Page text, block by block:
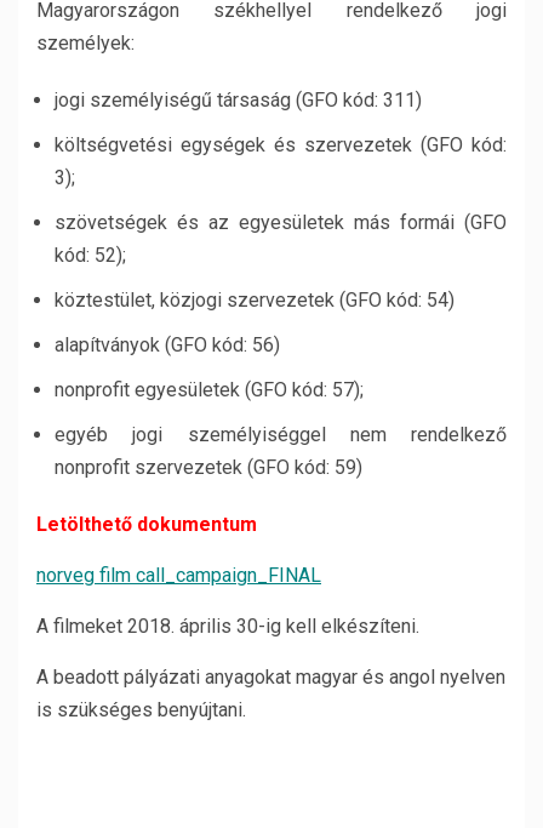
Magyarországon székhellyel rendelkező jogi
személyek:
jogi személyiségű társaság (GFO kód: 311)
költségvetési egységek és szervezetek (GFO kód:
3);
szövetségek és az egyesületek más formái (GFO
kód: 52);
köztestület, közjogi szervezetek (GFO kód: 54)
alapítványok (GFO kód: 56)
nonprofit egyesületek (GFO kód: 57);
egyéb jogi személyiséggel nem rendelkező
nonprofit szervezetek (GFO kód: 59)
Letölthető dokumentum
norveg film call_campaign_FINAL
A filmeket 2018. április 30-ig kell elkészíteni.
A beadott pályázati anyagokat magyar és angol nyelven
is szükséges benyújtani.